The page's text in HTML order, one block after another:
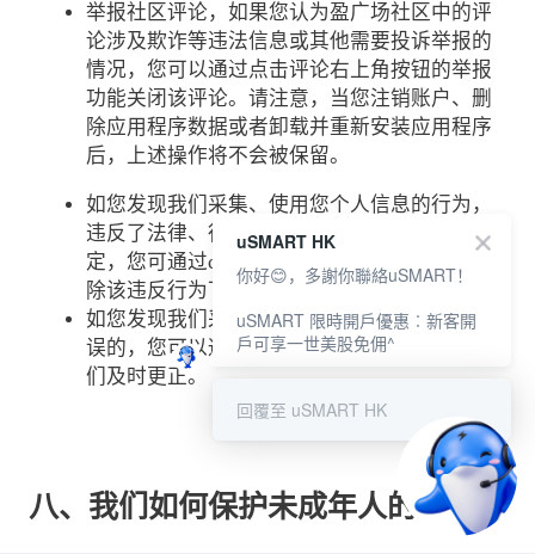
举报社区评论，如果您认为盈广场社区中的评
论涉及欺诈等违法信息或其他需要投诉举报的
情况，您可以通过点击评论右上角按钮的举报
功能关闭该评论。请注意，当您注销账户、删
除应用程序数据或者卸载并重新安装应用程序
后，上述操作将不会被保留。
如您发现我们采集、使用您个人信息的行为，
违反了法律、行政法规规定或违反了与您的约
定，您可通过cs@usmart.hk联系我们，要求删
除该违反行为下采集的您的个人信息。
如您发现我们采集、储存的您的个人信息有错
误的，您可以通过cs@usmart.hk联系并要求我
们及时更正。
八、我们如何保护未成年人的信息
uSMART HK
你好😊，多謝你聯絡uSMART！
uSMART 限時開戶優惠︰新客開
戶可享一世美股免佣^
回覆至 uSMART HK